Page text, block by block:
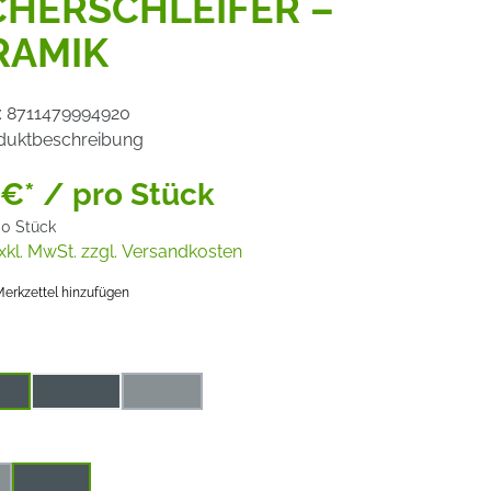
8711479994920
€* / pro Stück
Stück
MwSt. zzgl. Versandkosten
hinzufügen
(Diese Option ist zurzeit nicht verfügbar.)